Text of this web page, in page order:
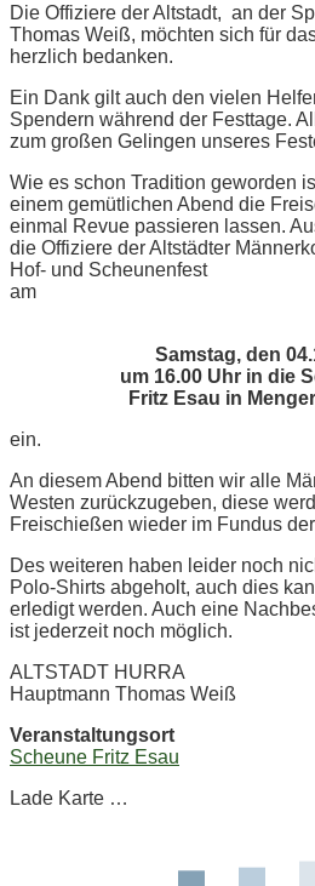
Die Offiziere der Altstadt, an der
Thomas Weiß, möchten sich für
herzlich bedanken.
Ein Dank gilt auch den vielen
Spendern während der Festtage.
zum großen Gelingen unseres
Wie es schon Tradition geworden
einem gemütlichen Abend die
einmal Revue passieren lassen.
die Offiziere der Altstädter
Hof- und Scheunenfest
am
Samstag, den
um 16.00 Uhr in die
Fritz Esau in
ein.
An diesem Abend bitten wir alle
Westen zurückzugeben, diese
Freischießen wieder im Fundus
Des weiteren haben leider noch
Polo-Shirts abgeholt, auch dies
erledigt werden. Auch eine
ist jederzeit noch möglich.
ALTSTADT HURRA
Hauptmann Thomas Weiß
Veranstaltungsort
Scheune Fritz Esau
Lade Karte …